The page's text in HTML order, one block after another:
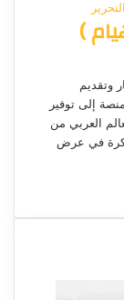
)
وتقديم
إلى توفير
العربي من
في عرض